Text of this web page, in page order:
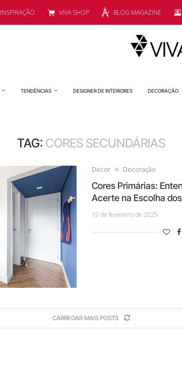
INSPIRAÇÃO VIVA SHOP BLOG MAGAZINE
TENDÊNCIAS DESIGNER DE INTERIORES DECORAÇÃO
TAG: CORES SECUNDÁRIAS
Decor Decoração
Cores Primárias:
Acerte na Escolha
19 de fevereiro de 2025
CARREGAR MAIS POSTS